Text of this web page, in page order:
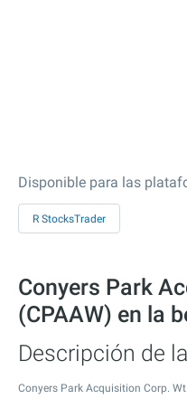
Disponible para las
R StocksTrader
Conyers Park
(CPAAW) en la
Descripción de
Conyers Park Acquisition Corp.